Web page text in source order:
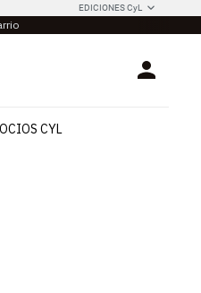
EDICIONES CyL
Login
CYL